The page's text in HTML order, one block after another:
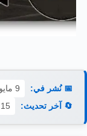
📅 نُشر في:
9 مايو، 2021
🔄 آخر تحديث:
15 يونيو، 2026